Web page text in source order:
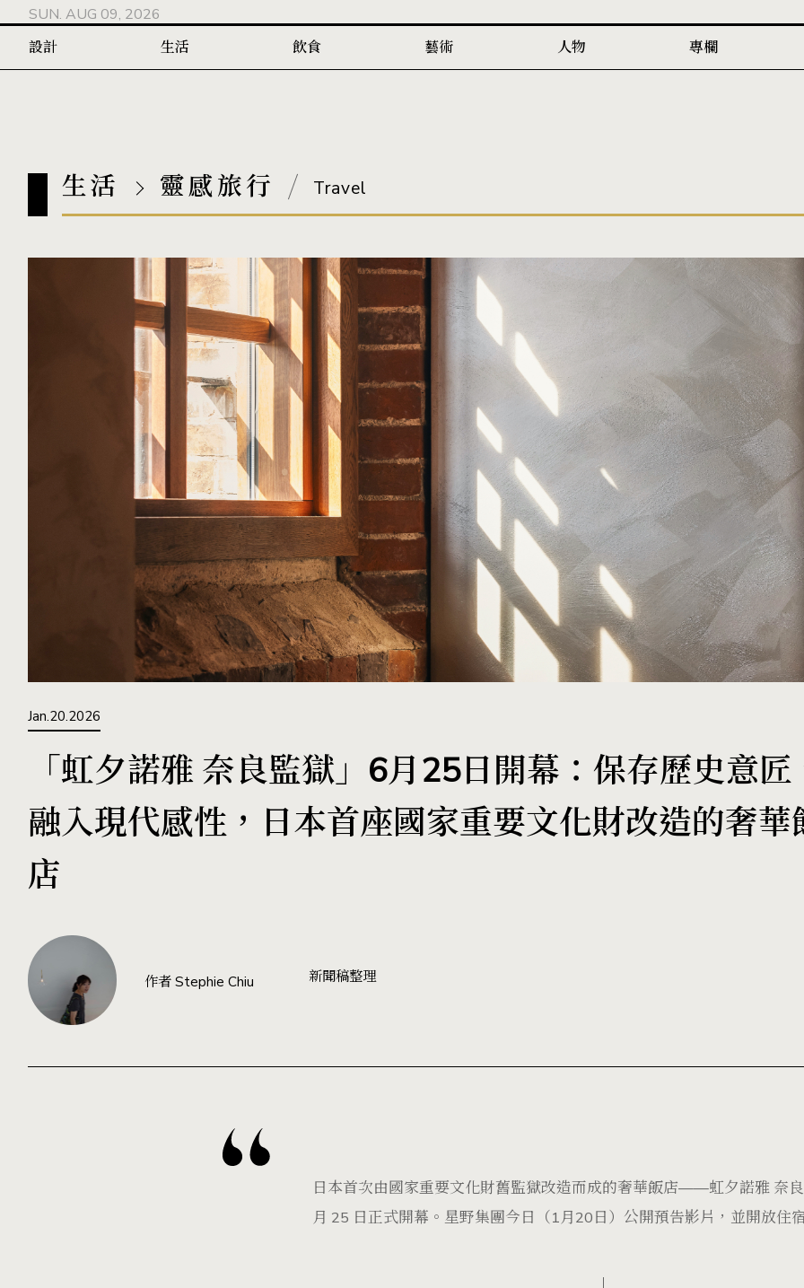
SUN. AUG 09, 2026
設計
生活 飲食 藝術 人物 專欄
生活 靈感旅行 Travel
Jan.20.2026
「虹夕諾雅 奈良監獄」6月25日開幕：保存歷史意匠
融入現代感性，日本首座國家重要文化財改造的奢華
店
作者 Stephie Chiu 新聞稿整理
日本首次由國家重要文化財舊監獄改造而成的奢華飯店——虹夕諾雅 奈
月 25 日正式開幕。星野集團今日（1月20日）公開預告影片，並開放住